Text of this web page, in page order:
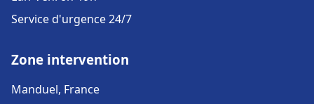
Service d'urgence 24/7
Zone intervention
Manduel, France